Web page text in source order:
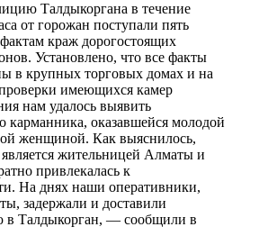
Талдыкоргана в течение
от горожан поступали пять
краж дорогостоящих
Установлено, что все факты
в крупных торговых домах и на
имеющихся камер
нам удалось выявить
карманника, оказавшейся молодой
женщиной. Как выяснилось,
является жительницей Алматы и
привлекалась к
На днях наши оперативники,
задержали и доставили
в Талдыкорган, — сообщили в